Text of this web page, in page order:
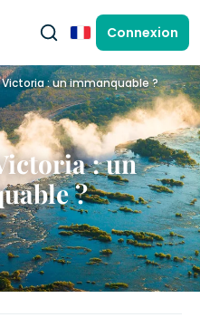
FrançaisConnexion
: un immanquable ?
: un
?